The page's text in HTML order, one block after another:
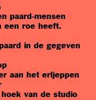
paard-mensen
een roe heeft.
in de gegeven
aan het erljeppen
van de studio